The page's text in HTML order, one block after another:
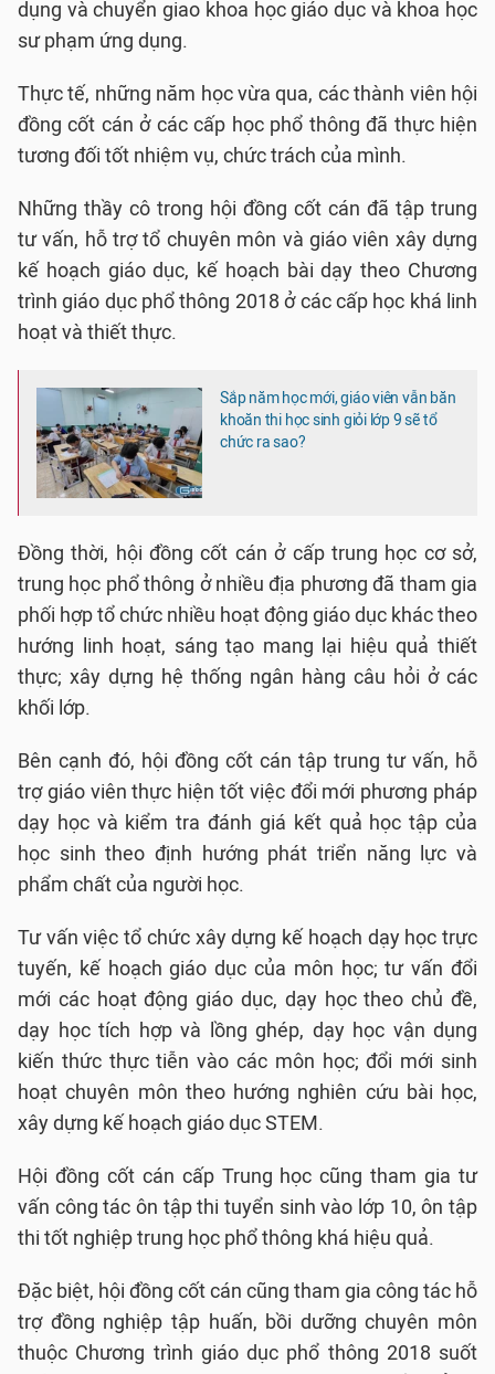
dụng và chuyển giao khoa học giáo dục và khoa học
sư phạm ứng dụng.
Thực tế, những năm học vừa qua, các thành viên hội
đồng cốt cán ở các cấp học phổ thông đã thực hiện
tương đối tốt nhiệm vụ, chức trách của mình.
Những thầy cô trong hội đồng cốt cán đã tập trung
tư vấn, hỗ trợ tổ chuyên môn và giáo viên xây dựng
kế hoạch giáo dục, kế hoạch bài dạy theo Chương
trình giáo dục phổ thông 2018 ở các cấp học khá linh
hoạt và thiết thực.
Sắp năm học mới, giáo viên vẫn băn
khoăn thi học sinh giỏi lớp 9 sẽ tổ
chức ra sao?
Đồng thời, hội đồng cốt cán ở cấp trung học cơ sở,
trung học phổ thông ở nhiều địa phương đã tham gia
phối hợp tổ chức nhiều hoạt động giáo dục khác theo
hướng linh hoạt, sáng tạo mang lại hiệu quả thiết
thực; xây dựng hệ thống ngân hàng câu hỏi ở các
khối lớp.
Bên cạnh đó, hội đồng cốt cán tập trung tư vấn, hỗ
trợ giáo viên thực hiện tốt việc đổi mới phương pháp
dạy học và kiểm tra đánh giá kết quả học tập của
học sinh theo định hướng phát triển năng lực và
phẩm chất của người học.
Tư vấn việc tổ chức xây dựng kế hoạch dạy học trực
tuyến, kế hoạch giáo dục của môn học; tư vấn đổi
mới các hoạt động giáo dục, dạy học theo chủ đề,
dạy học tích hợp và lồng ghép, dạy học vận dụng
kiến thức thực tiễn vào các môn học; đổi mới sinh
hoạt chuyên môn theo hướng nghiên cứu bài học,
xây dựng kế hoạch giáo dục STEM.
Hội đồng cốt cán cấp Trung học cũng tham gia tư
vấn công tác ôn tập thi tuyển sinh vào lớp 10, ôn tập
thi tốt nghiệp trung học phổ thông khá hiệu quả.
Đặc biệt, hội đồng cốt cán cũng tham gia công tác hỗ
trợ đồng nghiệp tập huấn, bồi dưỡng chuyên môn
thuộc Chương trình giáo dục phổ thông 2018 suốt